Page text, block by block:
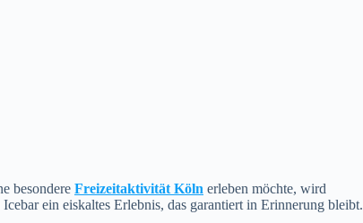
besondere Freizeitaktivität Köln erleben möchte, wird
ein eiskaltes Erlebnis, das garantiert in Erinnerung bleibt.